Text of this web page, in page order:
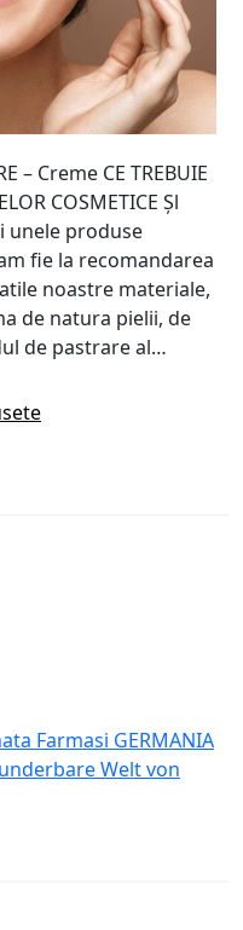
– Creme CE TREBUIE
COSMETICE Șl
unele produse
fie la recomandarea
noastre materiale,
de natura pielii, de
de pastrare al…
Farmasi GERMANIA
Welt von